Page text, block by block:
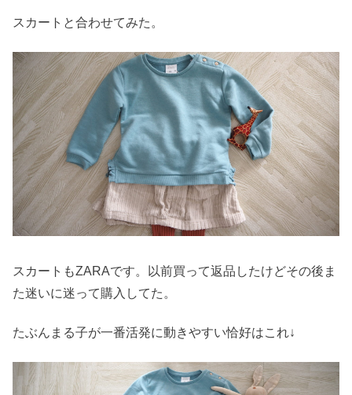
スカートと合わせてみた。
スカートもZARAです。以前買って返品したけどその後ま
た迷いに迷って購入してた。
たぶんまる子が一番活発に動きやすい恰好はこれ↓